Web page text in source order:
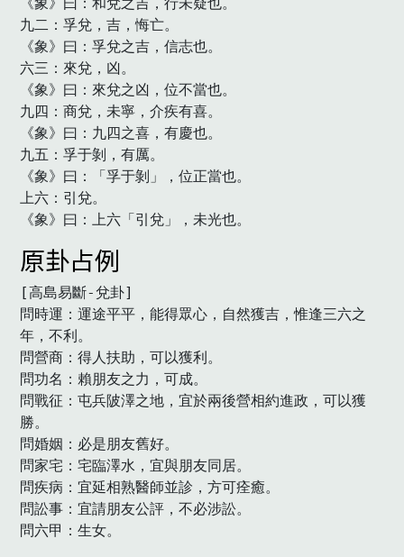
九二：孚兌，吉，悔亡。
《象》曰：孚兌之吉，信志也。
六三：來兌，凶。
《象》曰：來兌之凶，位不當也。
九四：商兌，未寧，介疾有喜。
《象》曰：九四之喜，有慶也。
九五：孚于剝，有厲。
《象》曰：「孚于剝」，位正當也。
上六：引兌。
《象》曰：上六「引兌」，未光也。
原卦占例
[高島易斷-兌卦]
問時運：運途平平，能得眾心，自然獲吉，惟逢三六之
年，不利。
問營商：得人扶助，可以獲利。
問功名：賴朋友之力，可成。
問戰征：屯兵陂澤之地，宜於兩後營相約進政，可以獲
勝。
問婚姻：必是朋友舊好。
問家宅：宅臨澤水，宜與朋友同居。
問疾病：宜延相熟醫師並診，方可痊癒。
問訟事：宜請朋友公評，不必涉訟。
問六甲：生女。